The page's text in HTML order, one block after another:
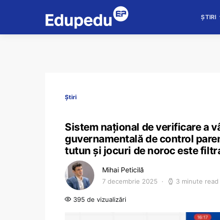
ȘTIRI
Știri
Sistem național de verificare a
guvernamentală de control
tutun și jocuri de noroc este
Mihai Peticilă
7 decembrie 2025 3 minute read
395 de vizualizări